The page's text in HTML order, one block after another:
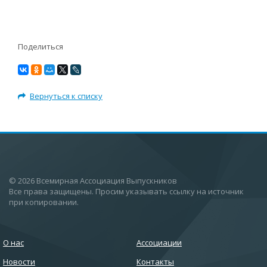
Поделиться
Вернуться к списку
© 2026 Всемирная Ассоциация Выпускников
Все права защищены. Просим указывать ссылку на источник
при копировании.
О нас
Новости
Ассоциации
Контакты